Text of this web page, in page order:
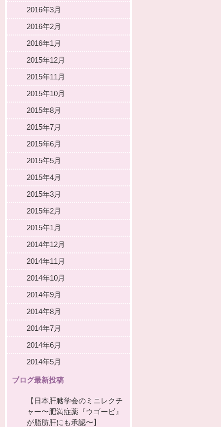
2016年3月
2016年2月
2016年1月
2015年12月
2015年11月
2015年10月
2015年8月
2015年7月
2015年6月
2015年5月
2015年4月
2015年3月
2015年2月
2015年1月
2014年12月
2014年11月
2014年10月
2014年9月
2014年8月
2014年7月
2014年6月
2014年5月
ブログ最新投稿
【日本肝臓学会のミニレクチ
ャー〜肥満症薬『ウゴービ』
が脂肪肝にも承認〜】